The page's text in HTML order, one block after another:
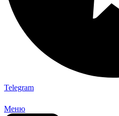
Telegram
Меню